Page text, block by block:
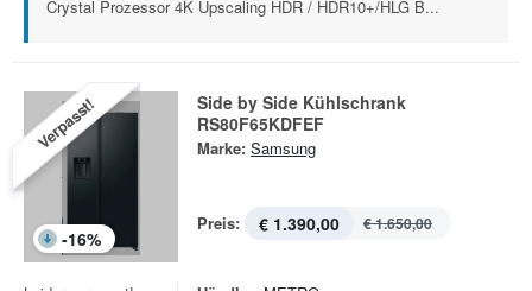
Crystal Prozessor 4K Upscaling HDR / HDR10+/HLG B...
Verpasst!
-16%
Side by Side Kühlschrank
RS80F65KDFEF
Marke: Samsung
Preis: € 1.390,00 € 1.650,00